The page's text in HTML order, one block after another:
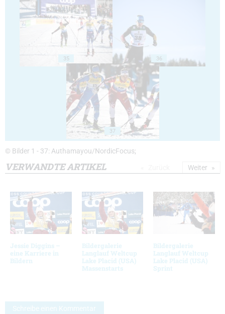
35 36
37
© Bilder 1 - 37: Authamayou/NordicFocus;
VERWANDTE ARTIKEL
Jessie Diggins –
eine Karriere in
Bildern
Bildergalerie
Langlauf Weltcup
Lake Placid (USA)
Massenstarts
Bildergalerie
Langlauf Weltcup
Lake Placid (USA)
Sprint
Weiter
Schreibe einen Kommentar